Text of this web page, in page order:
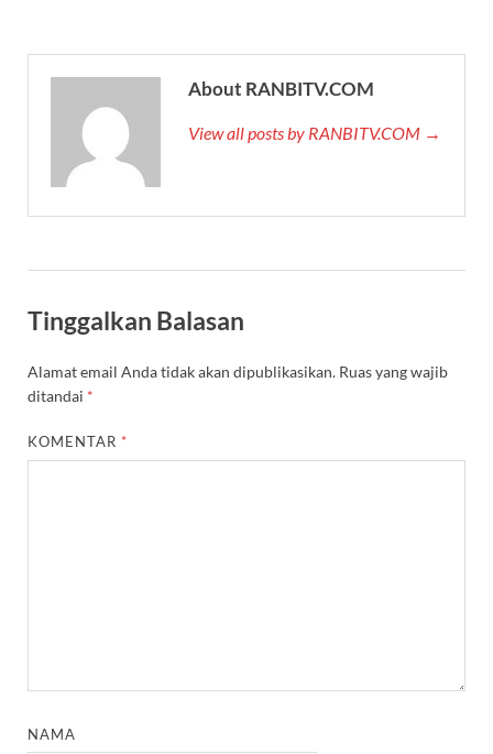
About RANBITV.COM
View all posts by RANBITV.COM →
Tinggalkan Balasan
Alamat email Anda tidak akan dipublikasikan. Ruas yang wajib
ditandai *
KOMENTAR *
NAMA